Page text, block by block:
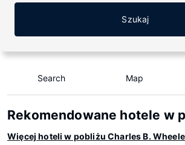
Szukaj
Search Map
Rekomendowane hotele w
Więcej hoteli w pobliżu Charles B.